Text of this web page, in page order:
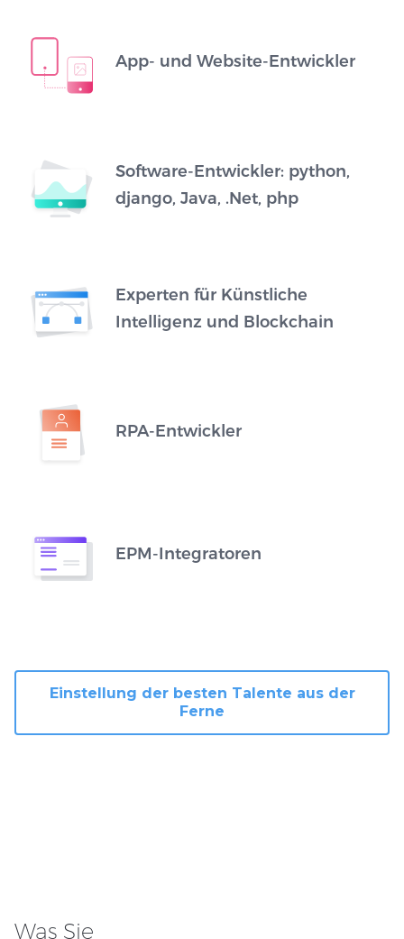
App- und Website-Entwickler
Software-Entwickler: python,
django, Java, .Net, php
Experten für Künstliche
Intelligenz und Blockchain
RPA-Entwickler
EPM-Integratoren
Einstellung der besten Talente aus der
Ferne
Was Sie